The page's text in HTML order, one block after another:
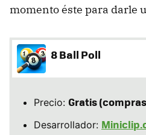
momento éste para darle
8 Ball Poll
Precio: Gratis
Desarrollador: